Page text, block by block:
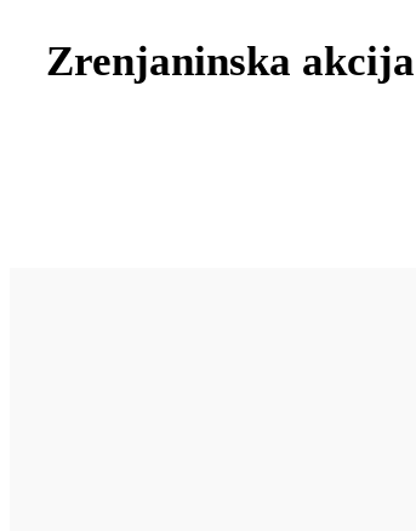
Zrenjaninska